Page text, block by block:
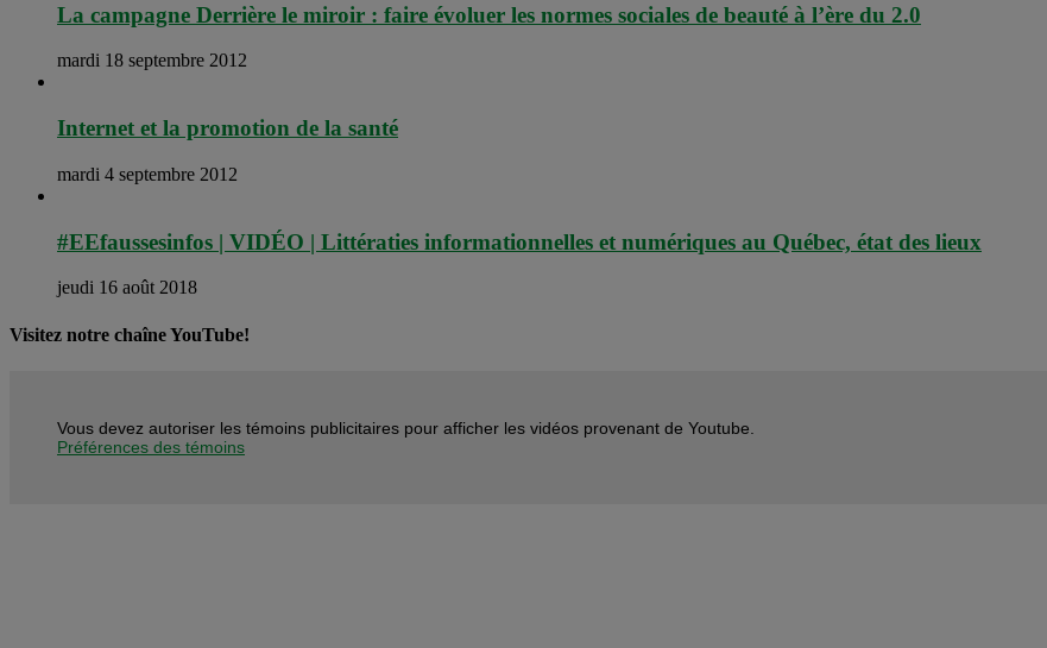
La campagne Derrière le miroir : faire évoluer les normes sociales de beauté à l’ère du 2.0
mardi 18 septembre 2012
Internet et la promotion de la santé
mardi 4 septembre 2012
#EEfaussesinfos | VIDÉO | Littératies informationnelles et numériques au Québec, état des lieux
jeudi 16 août 2018
Visitez notre chaîne YouTube!
Vous devez autoriser les témoins publicitaires pour afficher les vidéos provenant de Youtube.
Préférences des témoins